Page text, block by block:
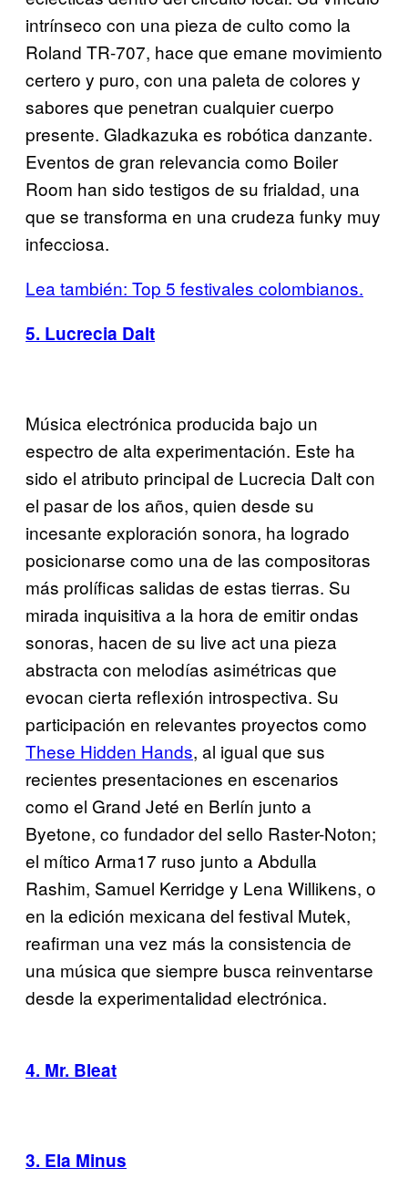
intrínseco con una pieza de culto como la
Roland TR-707, hace que emane movimiento
certero y puro, con una paleta de colores y
sabores que penetran cualquier cuerpo
presente. Gladkazuka es robótica danzante.
Eventos de gran relevancia como Boiler
Room han sido testigos de su frialdad, una
que se transforma en una crudeza funky muy
infecciosa.
Lea también: Top 5 festivales colombianos.
5. Lucrecia Dalt
Música electrónica producida bajo un
espectro de alta experimentación. Este ha
sido el atributo principal de Lucrecia Dalt con
el pasar de los años, quien desde su
incesante exploración sonora, ha logrado
posicionarse como una de las compositoras
más prolíficas salidas de estas tierras. Su
mirada inquisitiva a la hora de emitir ondas
sonoras, hacen de su live act una pieza
abstracta con melodías asimétricas que
evocan cierta reflexión introspectiva. Su
participación en relevantes proyectos como
These Hidden Hands, al igual que sus
recientes presentaciones en escenarios
como el Grand Jeté en Berlín junto a
Byetone, co fundador del sello Raster-Noton;
el mítico Arma17 ruso junto a Abdulla
Rashim, Samuel Kerridge y Lena Willikens, o
en la edición mexicana del festival Mutek,
reafirman una vez más la consistencia de
una música que siempre busca reinventarse
desde la experimentalidad electrónica.
4. Mr. Bleat
3. Ela Minus